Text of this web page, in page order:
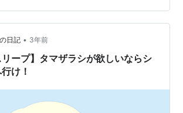
ムとなっているようで。 長女『タマちゃ
ぇ～』 わし『これ、タマちゃんって言う
式にはタマザ…
日記 • 3年前
リープ】タマザラシが欲しいならシ
け！